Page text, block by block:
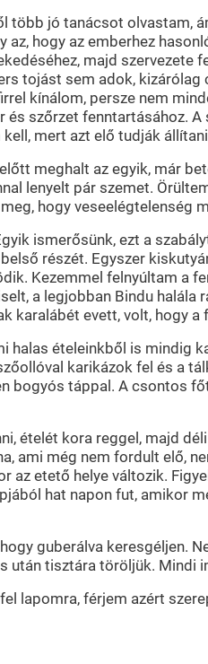
több jó tanácsot olvastam,
hogy az emberhez
majd szervezete
tojást sem adok,
kínálom, persze nem
szőrzet fenntartásához.
mert azt elő tudják
meghalt az egyik, már
lenyelt pár szemet.
hogy veseelégtelenség
ismerősünk, ezt a
részét. Egyszer
Kezemmel felnyúltam a
a legjobban Bindu
karalábét evett, volt, hogy
halas ételeinkből is
karikázok fel és a
bogyós táppal. A csontos
ételét kora reggel, majd
ami még nem fordult elő,
az etető helye változik.
hat napon fut, amikor
guberálva keresgéljen.
után tisztára töröljük. Mindi
lapomra, férjem azért